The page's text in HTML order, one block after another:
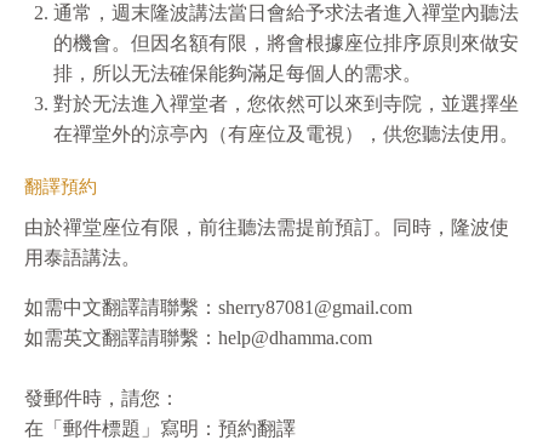
通常，週末隆波講法當⽇會給予求法者進⼊禪堂內聽法
的機會。但因名額有限，將會根據座位排序原則來做安
排，所以⽆法確保能夠滿⾜每個⼈的需求。
對於⽆法進⼊禪堂者，您依然可以來到寺院，並選擇坐
在禪堂外的涼亭內（有座位及電視），供您聽法使⽤。
翻譯預約
由於禪堂座位有限，前往聽法需提前預訂。同時，隆波使
用泰語講法。
如需中文翻譯請聯繫：sherry87081@gmail.com
如需英文翻譯請聯繫：help@dhamma.com
發郵件時，請您：
在「郵件標題」寫明：預約翻譯